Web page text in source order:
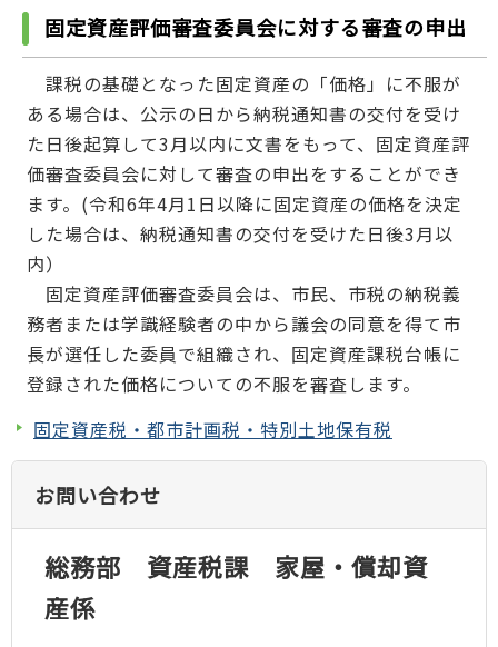
固定資産評価審査委員会に対する審査の申出
課税の基礎となった固定資産の「価格」に不服が
ある場合は、公示の日から納税通知書の交付を受け
た日後起算して3月以内に文書をもって、固定資産評
価審査委員会に対して審査の申出をすることができ
ます。(令和6年4月1日以降に固定資産の価格を決定
した場合は、納税通知書の交付を受けた日後3月以
内）
固定資産評価審査委員会は、市民、市税の納税義
務者または学識経験者の中から議会の同意を得て市
長が選任した委員で組織され、固定資産課税台帳に
登録された価格についての不服を審査します。
固定資産税・都市計画税・特別土地保有税
お問い合わせ
総務部 資産税課 家屋・償却資
産係